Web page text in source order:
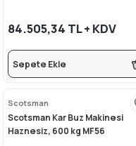
84.505,34 TL + KDV
Sepete Ekle
Scotsman
Scotsman Kar Buz Makinesi
Haznesiz, 600 kg MF56